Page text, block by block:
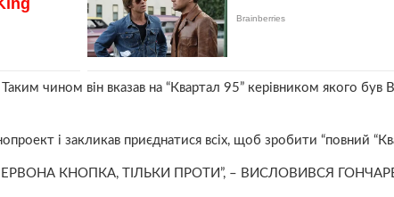
чином він вказав на “Квартал 95” керівником якого
і закликав приєднатися всіх, щоб зробити “повний
КНОПКА, ТІЛЬКИ ПРОТИ”, – ВИСЛОВИВСЯ